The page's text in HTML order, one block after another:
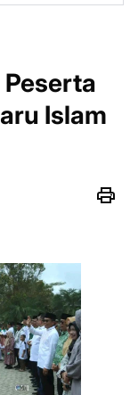
Islam